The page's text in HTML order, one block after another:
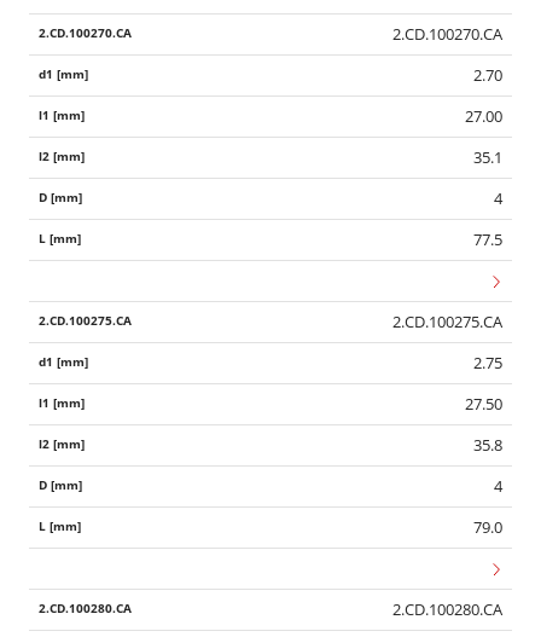
2.CD.100270.CA
2.70
27.00
35.1
4
77.5
2.CD.100275.CA
2.75
27.50
35.8
4
79.0
2.CD.100280.CA